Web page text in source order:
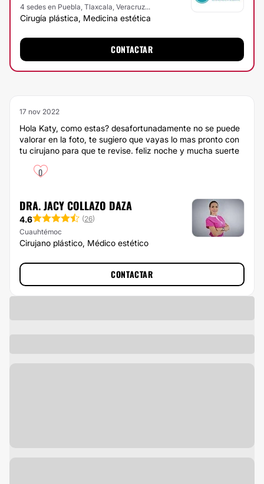
4 sedes en Puebla, Tlaxcala, Veracruz...
Cirugía plástica, Medicina estética
CONTACTAR
17 nov 2022
Hola Katy, como estas? desafortunadamente no se puede
valorar en la foto, te sugiero que vayas lo mas pronto con
tu cirujano para que te revise. feliz noche y mucha suerte
0
DRA. JACY COLLAZO DAZA
4.6 (26)
Cuauhtémoc
Cirujano plástico, Médico estético
CONTACTAR